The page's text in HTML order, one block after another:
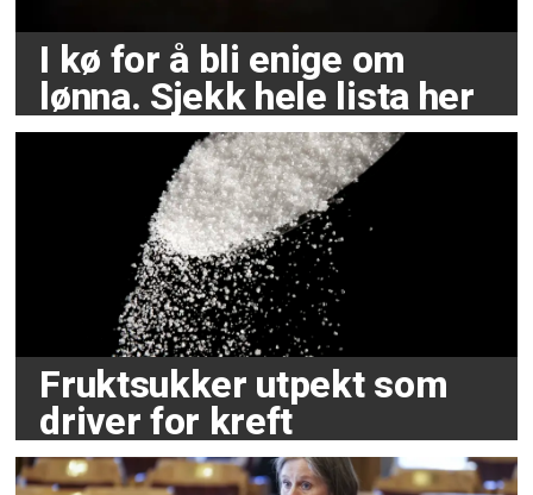
I kø for å bli enige om
lønna. Sjekk hele lista her
Fruktsukker utpekt som
driver for kreft